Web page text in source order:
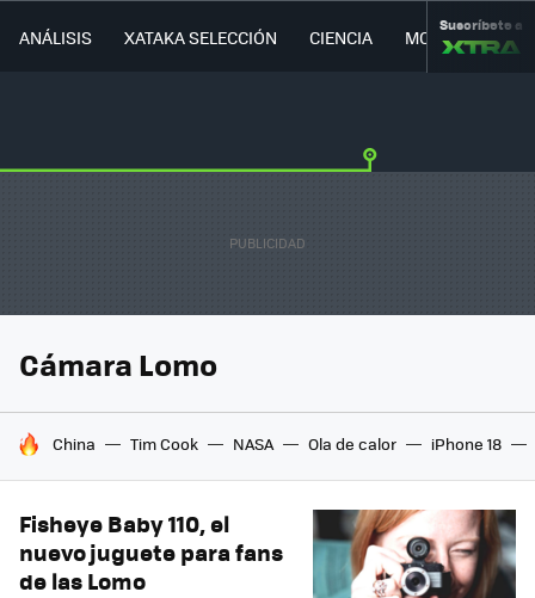
ANÁLISIS XATAKA SELECCIÓN CIENCIA MOVILIDAD
Suscríbete a
Cámara Lomo
HOY SE HABLA DE
China Tim Cook NASA Ola de calor iPhone 18
Fisheye Baby 110, el
nuevo juguete para fans
de las Lomo